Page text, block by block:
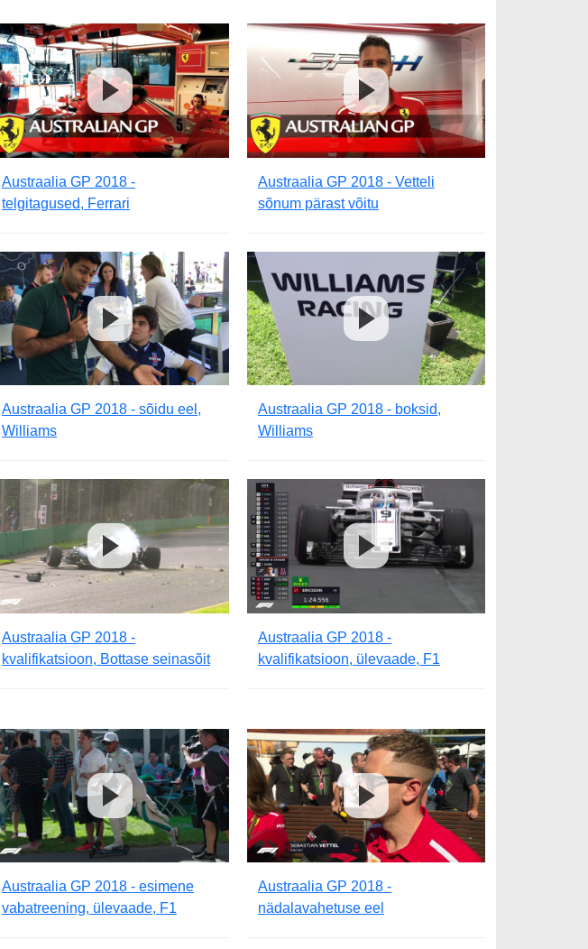
Austraalia GP 2018 -
telgitagused, Ferrari
Austraalia GP 2018 - Vetteli
sõnum pärast võitu
Austraalia GP 2018 - sõidu eel,
Williams
Austraalia GP 2018 - boksid,
Williams
Austraalia GP 2018 -
kvalifikatsioon, Bottase seinasõit
Austraalia GP 2018 -
kvalifikatsioon, ülevaade, F1
Austraalia GP 2018 - esimene
vabatreening, ülevaade, F1
Austraalia GP 2018 -
nädalavahetuse eel